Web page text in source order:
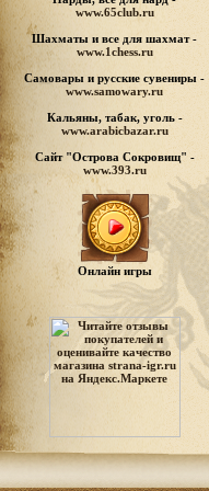
www.65club.ru
Шахматы и все для шахмат -
www.1chess.ru
Самовары и русские сувениры -
www.samowary.ru
Кальяны, табак, уголь -
www.arabicbazar.ru
Сайт "Острова Сокровищ" -
www.393.ru
Онлайн игры